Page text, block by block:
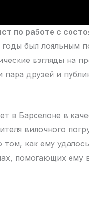
по работе с
был лояльным
взгляды на
пара друзей и
в Барселоне в
вилочного
как ему
помогающих ему